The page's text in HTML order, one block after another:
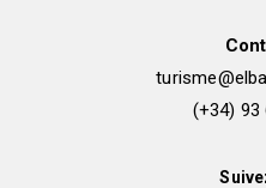
(+34) 93